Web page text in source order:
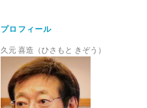
プロフィール
久元 喜造（ひさもと きぞう）